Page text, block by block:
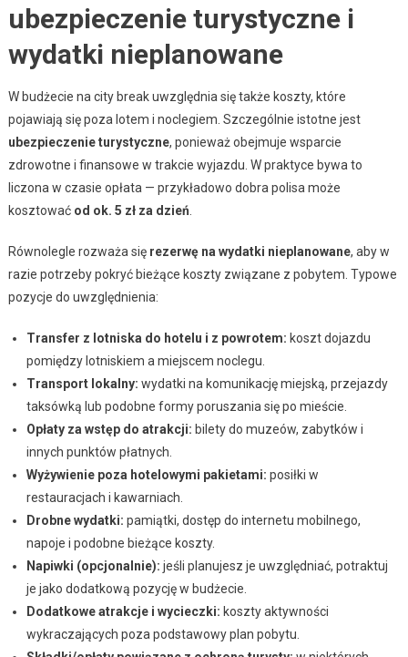
ubezpieczenie turystyczne i
wydatki nieplanowane
W budżecie na city break uwzględnia się także koszty, które
pojawiają się poza lotem i noclegiem. Szczególnie istotne jest
ubezpieczenie turystyczne, ponieważ obejmuje wsparcie
zdrowotne i finansowe w trakcie wyjazdu. W praktyce bywa to
liczona w czasie opłata — przykładowo dobra polisa może
kosztować od ok. 5 zł za dzień
Równolegle rozważa się rezerwę na wydatki nieplanowane, aby w
razie potrzeby pokryć bieżące koszty związane z pobytem. Typowe
pozycje do uwzględnienia:
Transfer z lotniska do hotelu i z powrotem: koszt dojazdu
pomiędzy lotniskiem a miejscem noclegu.
Transport lokalny: wydatki na komunikację miejską, przejazdy
taksówką lub podobne formy poruszania się po mieście.
Opłaty za wstęp do atrakcji: bilety do muzeów, zabytków i
innych punktów płatnych.
Wyżywienie poza hotelowymi pakietami: posiłki w
restauracjach i kawarniach.
Drobne wydatki: pamiątki, dostęp do internetu mobilnego,
napoje i podobne bieżące koszty.
Napiwki (opcjonalnie): jeśli planujesz je uwzględniać, potraktuj
je jako dodatkową pozycję w budżecie.
Dodatkowe atrakcje i wycieczki: koszty aktywności
wykraczających poza podstawowy plan pobytu.